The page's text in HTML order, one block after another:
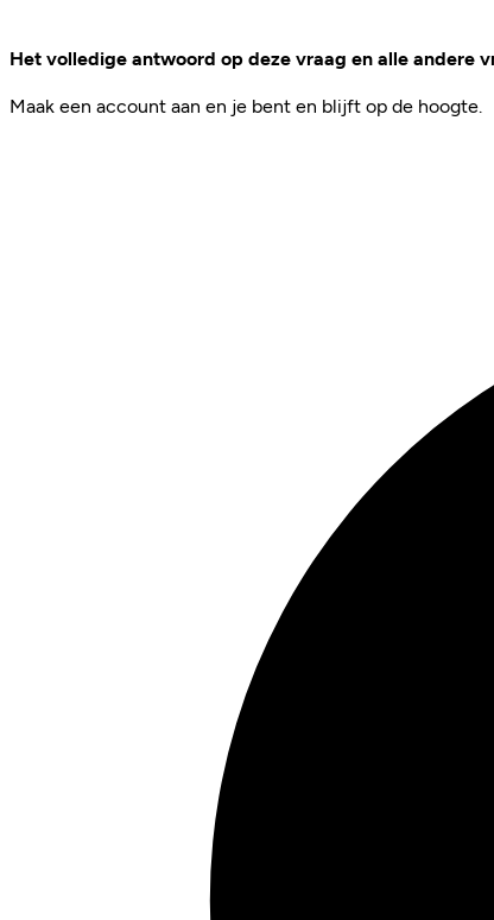
Het volledige antwoord op deze vraag en alle andere
Maak een account aan en je bent en blijft op de hoogte.